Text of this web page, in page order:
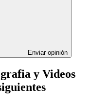
Enviar opinión
y Videos